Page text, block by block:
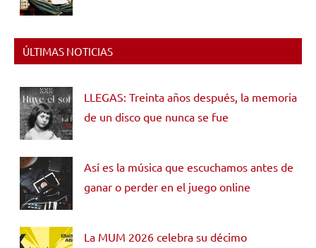
ÚLTIMAS NOTICIAS
LLEGAS: Treinta años después, la memoria
de un disco que nunca se fue
Así es la música que escuchamos antes de
ganar o perder en el juego online
La MUM 2026 celebra su décimo